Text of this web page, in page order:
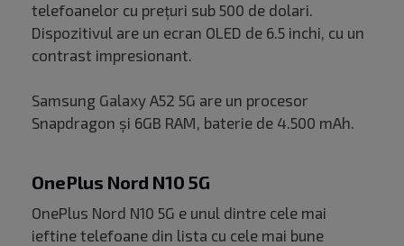
telefoanelor cu prețuri sub 500 de dolari.
Dispozitivul are un ecran OLED de 6.5 inchi, cu un
contrast impresionant.
Samsung Galaxy A52 5G are un procesor
Snapdragon și 6GB RAM, baterie de 4.500 mAh.
OnePlus Nord N10 5G
OnePlus Nord N10 5G e unul dintre cele mai
ieftine telefoane din lista cu cele mai bune